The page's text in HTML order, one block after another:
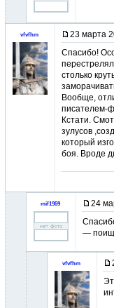
vfvfhm 23 марта
Спасибо!
столько
Вообще,
писателем-
Кстати.
зулусов
который
боя. Вроде
mif1959 24
—
vfvfhm